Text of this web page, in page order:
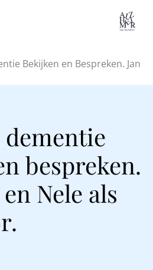
Bekijken en Bespreken. Jan
bespreken.
Nele als